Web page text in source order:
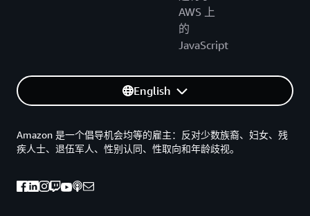
AWS 上
的
JavaScript
English
Amazon 是一个倡导机会均等的雇主：反对少数族裔、妇女、残
疾人士、退伍军人、性别认同、性取向和年龄歧视。